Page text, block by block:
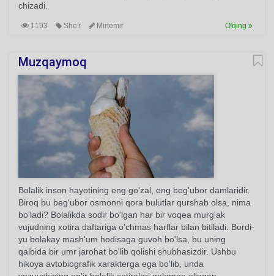
chizadi.
1193 She'r Mirtemir O'qing
Muzqaymoq
Bolalik inson hayotining eng go'zal, eng beg'ubor damlaridir.
Biroq bu beg'ubor osmonni qora bulutlar qurshab olsa, nima
bo'ladi? Bolalikda sodir bo'lgan har bir voqea murg'ak
vujudning xotira daftariga o'chmas harflar bilan bitiladi. Bordi-
yu bolakay mash'um hodisaga guvoh bo'lsa, bu uning
qalbida bir umr jarohat bo'lib qolishi shubhasizdir. Ushbu
hikoya avtobiografik xarakterga ega bo'lib, unda